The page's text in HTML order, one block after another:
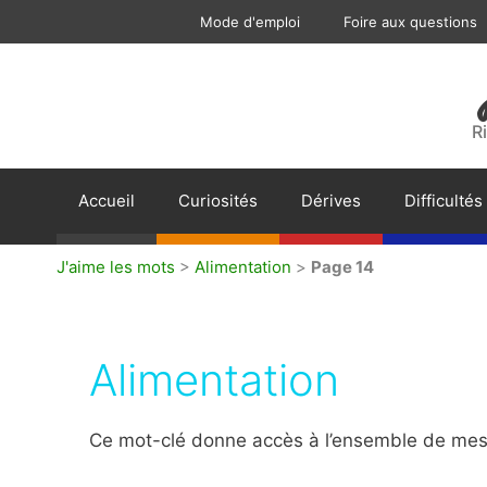
Mode d'emploi Foire aux questions
Accueil Curiosités Dérives Difficultés
J'aime les mots > Alimentation > Page 14
Alimentation
Ce mot-clé donne accès à l’ensemble de